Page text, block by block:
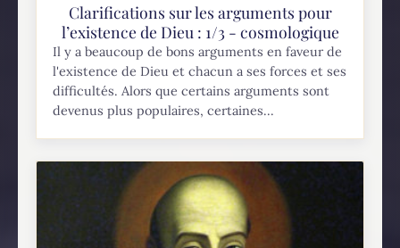
Clarifications sur les arguments pour
l’existence de Dieu : 1/3 - cosmologique
Il y a beaucoup de bons arguments en faveur de
l'existence de Dieu et chacun a ses forces et ses
difficultés. Alors que certains arguments sont
devenus plus populaires, certaines...